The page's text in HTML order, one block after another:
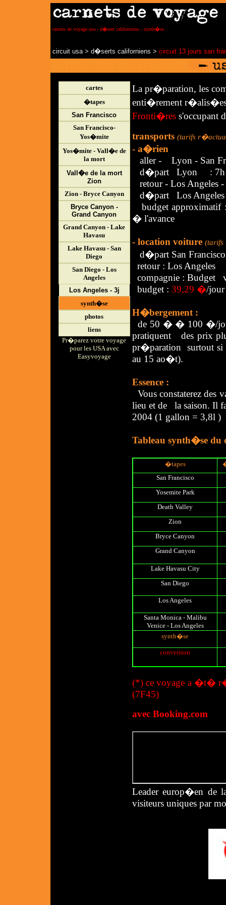
carnets de voyage usa - d�sert californiens - synth�se
circuit usa> d�serts californiens > circuit 13 jours san
cartes
�tapes
San Francisco
San Francisco-
Yos�mite
Yos�mite - Vall�e de
la mort
Vall�e de la mort
Zion
Zion - Bryce Canyon
Bryce Canyon -
Grand Canyon
Grand Canyon - Lake
Havasu
Lake Havasu - San
Diego
San Diego - Los
Angeles
Los Angeles - 3j
synth�se
photos
liens
Pr�parez votre voyage
pour les USA avec
Easyvoyage
La pr�paration, les
enti�rement r�alis�es
Fronti�res s'occupant
transports (tarifs
- a�rien
aller - Lyon - San
d�part Lyon :
retour - Los Angeles
d�part Los Angeles
budget
� l'avance
- location voiture
d�part San Francisco
retour : Los Angeles
compagnie : Budget
budget : 39,29 �/
H�bergement :
de 50 � � 100 �/
pratiquent des prix
pr�paration surtout si
au 15 ao�t).
Essence :
Vous constaterez
lieu et de la saison. Il
2004 (1 gallon = 3,8l )
Tableau synth�se du
�tapes
San Francisco
Yosemite Park
Death Valley
Zion
Bryce Canyon
Grand Canyon
Lake Havasu City
San Diego
Los Angeles
Santa Monica - Malibu
Venice - Los Angeles
synth�se
conversion
(*) ce voyage a �t�
(7F45)
avec Booking.com
Leader europ�en de
visiteurs uniques par